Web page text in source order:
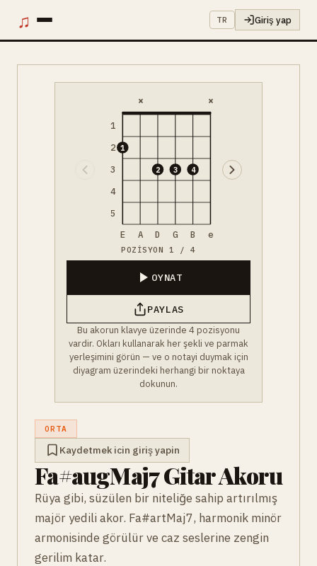
♫ TR Giriş yap
1
2
3
4
5
× ×
1
2 3 4
E A D G B e
POZISYON 1 / 4
OYNAT
PAYLAS
Bu akorun klavye üzerinde 4 pozisyonu
vardir. Okları kullanarak her şekli ve parmak
yerleşimini görün — ve o notayi duymak için
diyagram üzerindeki herhangi bir noktaya
dokunun.
ORTA
Kaydetmek icin giriş yapin
Fa#augMaj7 Gitar Akoru
Rüya gibi, süzülen bir niteliğe sahip artırılmış
majör yedili akor. Fa#artMaj7, harmonik minör
armonisinde görülür ve caz seslerine zengin
gerilim katar.